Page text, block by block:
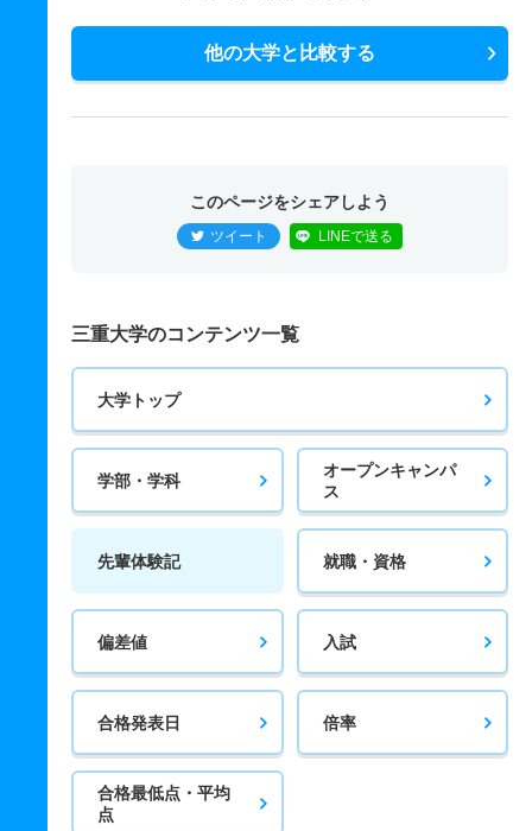
他の大学と比較する
このページをシェアしよう
ツイート LINEで送る
三重大学のコンテンツ一覧
大学トップ
学部・学科
オープンキャンパ
ス
先輩体験記 就職・資格
偏差値 入試
合格発表日 倍率
合格最低点・平均
点